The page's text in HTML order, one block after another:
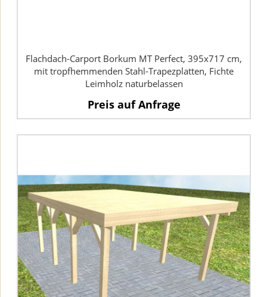
Flachdach-Carport Borkum MT Perfect, 395x717 cm,
mit tropfhemmenden Stahl-Trapezplatten, Fichte
Leimholz naturbelassen
Preis auf Anfrage